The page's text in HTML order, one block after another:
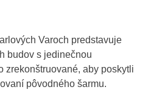
Varoch predstavuje
budov s jedinečnou
zrekonštruované, aby poskytli
pôvodného šarmu.